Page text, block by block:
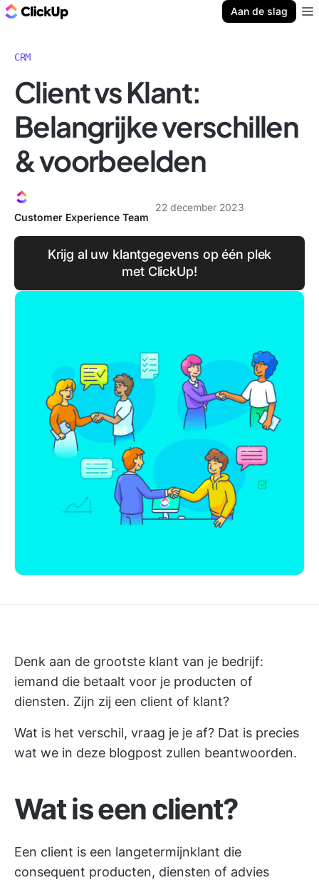
Aan de slag
CRM
Client vs Klant:
Belangrijke verschillen
& voorbeelden
Customer Experience Team
22 december 2023
Krijg al uw klantgegevens op één plek
met ClickUp!
Denk aan de grootste klant van je bedrijf:
iemand die betaalt voor je producten of
diensten. Zijn zij een client of klant?
Wat is het verschil, vraag je je af? Dat is precies
wat we in deze blogpost zullen beantwoorden.
Wat is een client?
Een client is een langetermijnklant die
consequent producten, diensten of advies